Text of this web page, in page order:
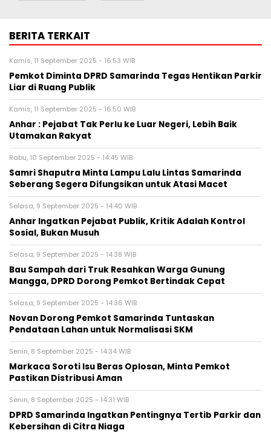
BERITA TERKAIT
Kamis, 11 September 2025 - 16:53 WIB
Pemkot Diminta DPRD Samarinda Tegas Hentikan Parkir
Liar di Ruang Publik
Kamis, 11 September 2025 - 16:50 WIB
Anhar : Pejabat Tak Perlu ke Luar Negeri, Lebih Baik
Utamakan Rakyat
Rabu, 10 September 2025 - 14:45 WIB
Samri Shaputra Minta Lampu Lalu Lintas Samarinda
Seberang Segera Difungsikan untuk Atasi Macet
Selasa, 9 September 2025 - 14:40 WIB
Anhar Ingatkan Pejabat Publik, Kritik Adalah Kontrol
Sosial, Bukan Musuh
Selasa, 9 September 2025 - 14:38 WIB
Bau Sampah dari Truk Resahkan Warga Gunung
Mangga, DPRD Dorong Pemkot Bertindak Cepat
Selasa, 9 September 2025 - 14:36 WIB
Novan Dorong Pemkot Samarinda Tuntaskan
Pendataan Lahan untuk Normalisasi SKM
Senin, 8 September 2025 - 14:34 WIB
Markaca Soroti Isu Beras Oplosan, Minta Pemkot
Pastikan Distribusi Aman
Senin, 8 September 2025 - 14:31 WIB
DPRD Samarinda Ingatkan Pentingnya Tertib Parkir dan
Kebersihan di Citra Niaga